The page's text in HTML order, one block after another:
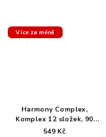
Více za méně
Harmony Complex,
Komplex 12 složek, 90
veganských kapslí
549 Kč